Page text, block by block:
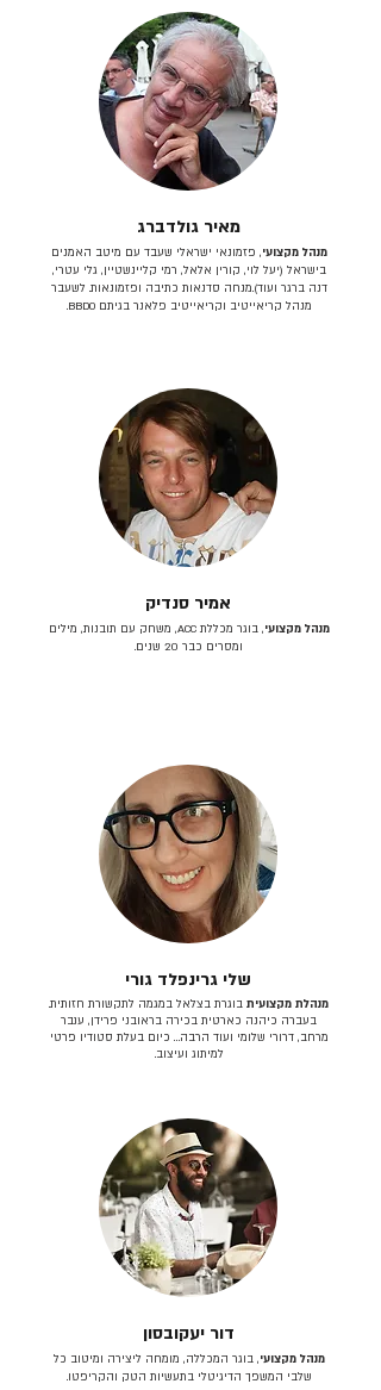
מאיר גולדברג
מנהל מקצועי, פזמונאי ישראלי שעבד עם מיטב האמנים
בישראל (יעל לוי, קורין אלאל, רמי קליינשטיין, גלי עטרי,
דנה ברגר ועוד).מנחה סדנאות כתיבה ופזמונאות. לשעבר
מנהל קריאייטיב וקריאייטיב פלאנר בגיתם BBDO.
אמיר סנדיק
מנהל מקצועי
, בוגר מכללת ACC, משחק עם תובנות, מילים
ומסרים כבר 20 שנים.
שלי גרינפלד גורי
מנהלת מקצועית בוגרת בצלאל במגמה לתקשורת חזותית.
בעברה כיהנה כארטית בכירה בראובני פרידן, ענבר
מרחב, דרורי שלומי ועוד הרבה… כיום בעלת סטודיו פרטי
למיתוג ועיצוב.
דור יעקובסון
מנהל מקצועי, בוגר המכללה, מומחה ליצירה ומיטוב כל
שלבי המשפך הדיגיטלי בתעשיות הטק והקריפטו.